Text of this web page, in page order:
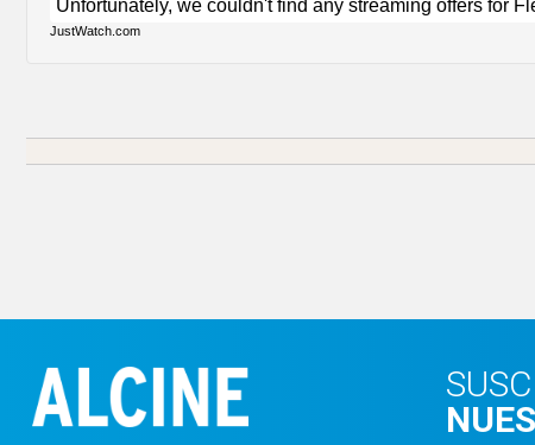
JustWatch.com